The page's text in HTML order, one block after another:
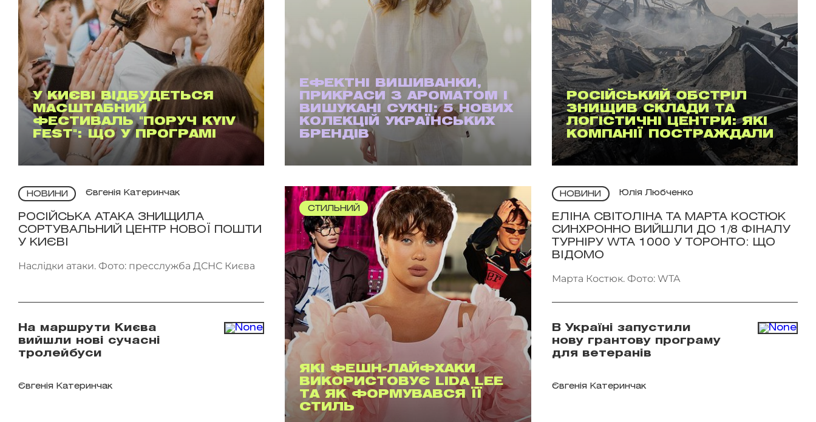
У КИЄВІ ВІДБУДЕТЬСЯ
МАСШТАБНИЙ
ФЕСТИВАЛЬ "ПОРУЧ KYIV
FEST": ЩО У ПРОГРАМІ
ЕФЕКТНІ ВИШИВАНКИ,
ПРИКРАСИ З АРОМАТОМ І
ВИШУКАНІ СУКНІ: 5 НОВИХ
КОЛЕКЦІЙ УКРАЇНСЬКИХ
БРЕНДІВ
РОСІЙСЬКИЙ ОБСТРІЛ
ЗНИЩИВ СКЛАДИ ТА
ЛОГІСТИЧНІ ЦЕНТРИ: ЯКІ
КОМПАНІЇ ПОСТРАЖДАЛИ
НОВИНИ Євгенія Катеринчак
РОСІЙСЬКА АТАКА ЗНИЩИЛА
СОРТУВАЛЬНИЙ ЦЕНТР НОВОЇ ПОШТИ
У КИЄВІ
Наслідки атаки. Фото: пресслужба ДСНС Києва
На маршрути Києва
вийшли нові сучасні
тролейбуси
Євгенія Катеринчак
СТИЛЬНИЙ
ЯКІ ФЕШН-ЛАЙФХАКИ
ВИКОРИСТОВУЄ LIDA LEE
ТА ЯК ФОРМУВАВСЯ ЇЇ
СТИЛЬ
НОВИНИ Юлія Любченко
ЕЛІНА СВІТОЛІНА ТА МАРТА КОСТЮК
СИНХРОННО ВИЙШЛИ ДО 1/8 ФІНАЛУ
ТУРНІРУ WTA 1000 У ТОРОНТО: ЩО
ВІДОМО
Марта Костюк. Фото: WTA
В Україні запустили
нову грантову програму
для ветеранів
Євгенія Катеринчак